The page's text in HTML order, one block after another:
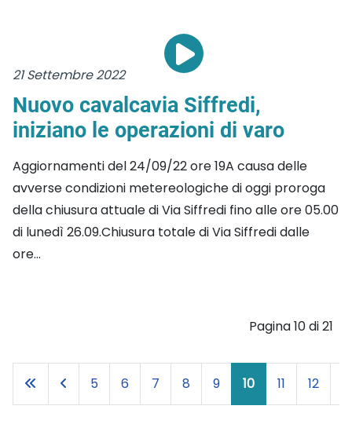
21 Settembre 2022
Nuovo cavalcavia Siffredi,
iniziano le operazioni di varo
Aggiornamenti del 24/09/22 ore 19A causa delle
avverse condizioni metereologiche di oggi proroga
della chiusura attuale di Via Siffredi fino alle ore 05.00
di lunedì 26.09.Chiusura totale di Via Siffredi dalle
ore...
Pagina 10 di 21
5 6 7 8 9 10 11 12